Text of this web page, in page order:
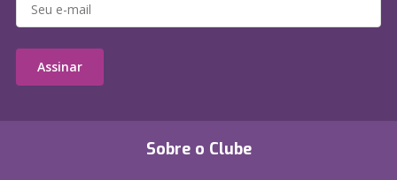
Sobre o Clube
Assinar